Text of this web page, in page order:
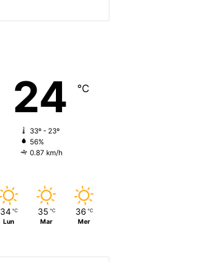
24 ℃
33º - 23º
56%
0.87 km/h
34 ℃
Lun
35 ℃
Mar
36 ℃
Mer